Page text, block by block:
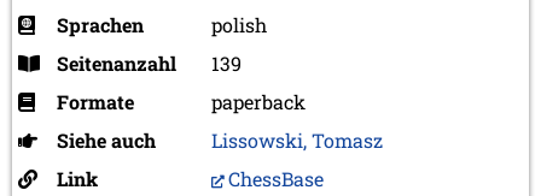
Sprachen
polish
Seitenanzahl
139
Formate
paperback
Siehe auch
Lissowski, Tomasz
Link
ChessBase